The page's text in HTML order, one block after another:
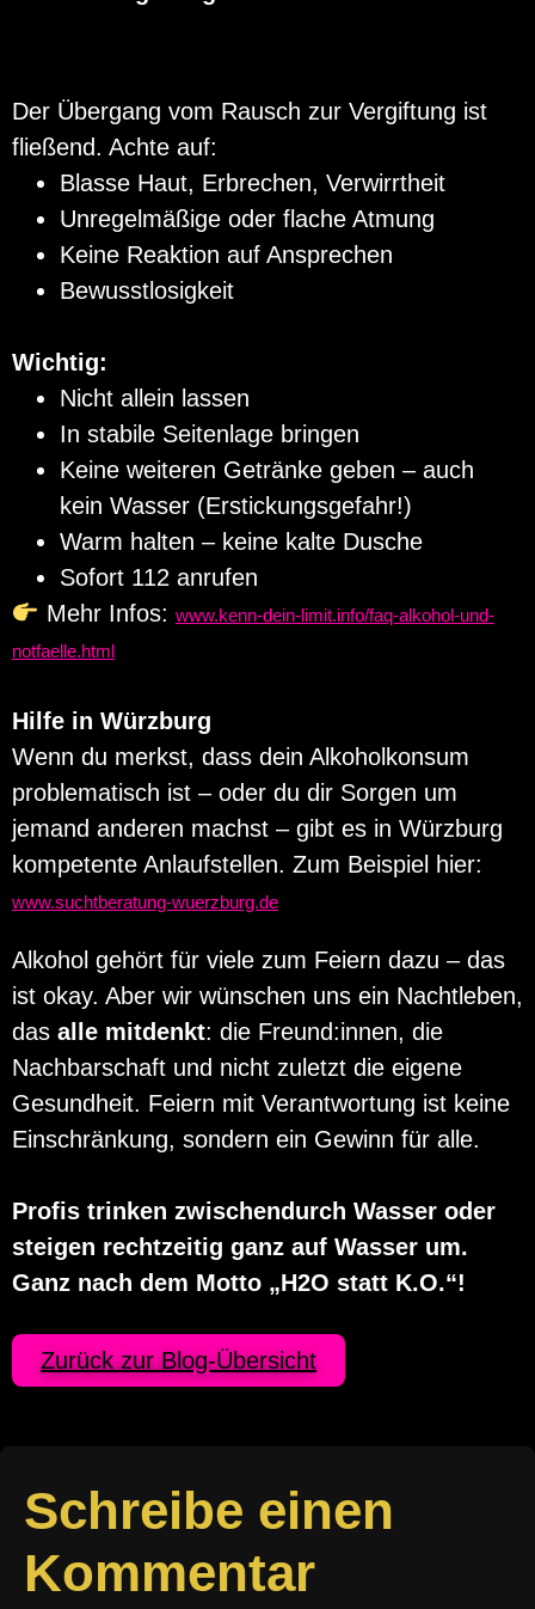
Der Übergang vom Rausch zur Vergiftung ist
fließend. Achte auf:
Blasse Haut, Erbrechen, Verwirrtheit
Unregelmäßige oder flache Atmung
Keine Reaktion auf Ansprechen
Bewusstlosigkeit
Wichtig:
Nicht allein lassen
In stabile Seitenlage bringen
Keine weiteren Getränke geben – auch
kein Wasser (Erstickungsgefahr!)
Warm halten – keine kalte Dusche
Sofort 112 anrufen
Mehr Infos: www.kenn-dein-limit.info/faq-alkohol-und-
notfaelle.html
Hilfe in Würzburg
Wenn du merkst, dass dein Alkoholkonsum
problematisch ist – oder du dir Sorgen um
jemand anderen machst – gibt es in Würzburg
kompetente Anlaufstellen. Zum Beispiel hier:
www.suchtberatung-wuerzburg.de
Alkohol gehört für viele zum Feiern dazu – das
ist okay. Aber wir wünschen uns ein Nachtleben,
das alle mitdenkt: die Freund:innen, die
Nachbarschaft und nicht zuletzt die eigene
Gesundheit. Feiern mit Verantwortung ist keine
Einschränkung, sondern ein Gewinn für alle.
Profis trinken zwischendurch Wasser oder
steigen rechtzeitig ganz auf Wasser um.
Ganz nach dem Motto „H2O statt K.O.“!
Zurück zur Blog-Übersicht
Schreibe einen
Kommentar